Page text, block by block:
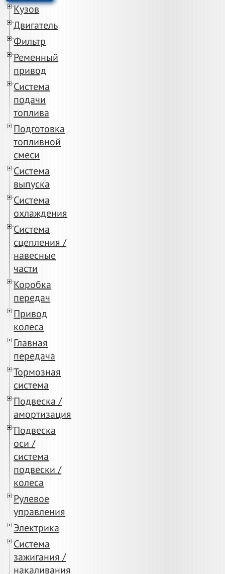
Кузов
Двигатель
Фильтр
Ременный
привод
Система
подачи
топлива
Подготовка
топливной
смеси
Система
выпуска
Система
охлаждения
Система
сцепления /
навесные
части
Коробка
передач
Привод
колеса
Главная
передача
Тормозная
система
Подвеска /
амортизация
Подвеска
оси /
система
подвески /
колеса
Рулевое
управления
Электрика
Система
зажигания /
накаливания